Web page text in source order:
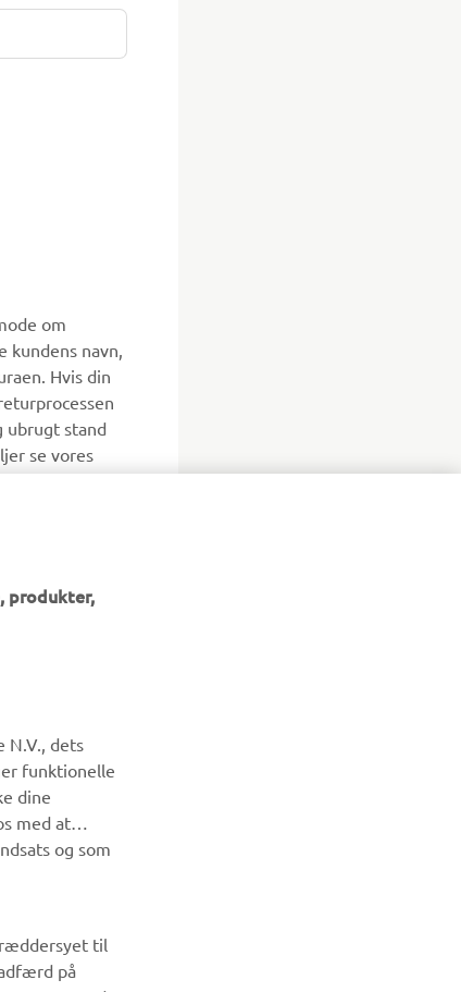
om
kundens navn,
Hvis din
ubrugt stand
se vores
første til at få besked om de seneste tilbud, særlige
nye udgivelser og meget mere.
produkter,
N.V., dets
funktionelle
dine
med at
og som
til
på